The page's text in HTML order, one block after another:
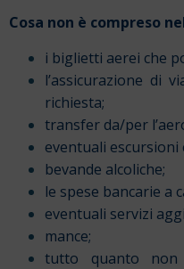
Cosa non è compreso
i biglietti aerei che
l’assicurazione di
richiesta;
transfer da/per
eventuali
bevande alcoliche;
le spese bancarie a
eventuali servizi
mance;
tutto quanto non